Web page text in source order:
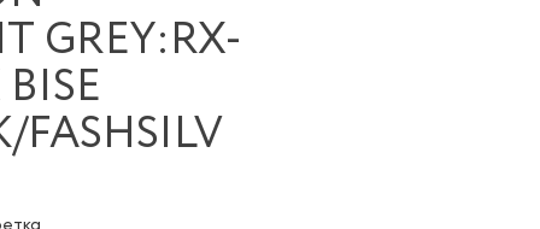
GREY:RX-
FASHSILV